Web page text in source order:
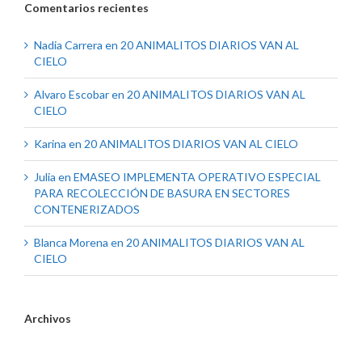
Comentarios recientes
Nadia Carrera en 20 ANIMALITOS DIARIOS VAN AL
CIELO
Alvaro Escobaren 20 ANIMALITOS DIARIOS VAN AL
CIELO
Karina en 20 ANIMALITOS DIARIOS VAN AL CIELO
Julia en EMASEO IMPLEMENTA OPERATIVO ESPECIAL
PARA RECOLECCIÓN DE BASURA EN SECTORES
CONTENERIZADOS
Blanca Morena en 20 ANIMALITOS DIARIOS VAN AL
CIELO
Archivos